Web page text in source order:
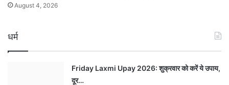
August 4, 2026
धर्म
Friday Laxmi Upay 2026: शुक्रवार को करें ये उपाय,
दूर…